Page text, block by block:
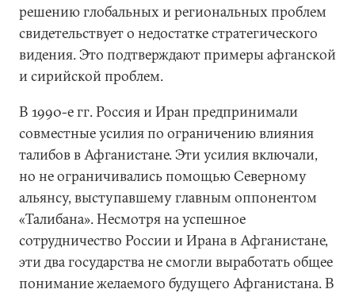
решению глобальных и региональных проблем
свидетельствует о недостатке стратегического
видения. Это подтверждают примеры афганской
и сирийской проблем.
В 1990-е гг. Россия и Иран предпринимали
совместные усилия по ограничению влияния
талибов в Афганистане. Эти усилия включали,
но не ограничивались помощью Северному
альянсу, выступавшему главным оппонентом
«Талибана». Несмотря на успешное
сотрудничество России и Ирана в Афганистане,
эти два государства не смогли выработать общее
понимание желаемого будущего Афганистана. В